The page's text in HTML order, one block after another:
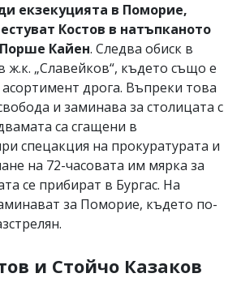
екзекуцията в Поморие,
Костов в натъпканото
Кайен. Следва обиск в
ж.к. „Славейков“, където също е
дрога. Въпреки това
и заминава за столицата с
са сгащени в
спецакция на прокуратурата и
на 72-часовата им мярка за
се прибират в Бургас. На
за Поморие, където по-
и Стойчо Казаков